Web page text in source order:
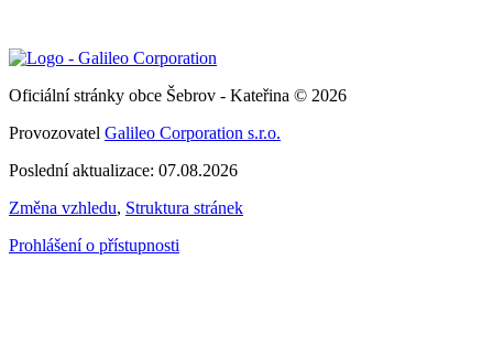
Oficiální stránky obce Šebrov - Kateřina © 2026
Provozovatel Galileo Corporation s.r.o.
Poslední aktualizace: 07.08.2026
Změna vzhledu, Struktura stránek
Prohlášení o přístupnosti